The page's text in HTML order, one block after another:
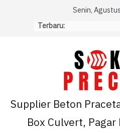
Senin,
Terbaru:
Supplier Beton
Box Culvert,